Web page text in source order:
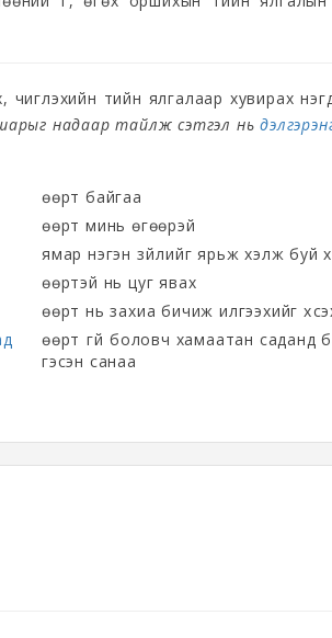
чиглэхийн тийн ялгалаар хувирах
шарыг надаар тайлж сэтгэл нь
өөрт байгаа
өөрт минь өгөөрэй
ямар нэгэн зүйлийг ярьж хэлж буй
өөртэй нь цуг явах
өөрт нь захиа бичиж илгээхийг
өөрт үгүй боловч хамаатан
гэсэн санаа